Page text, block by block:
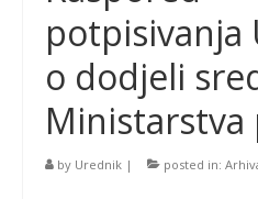
potpisivanja
o dodjeli
by Urednik | posted in: